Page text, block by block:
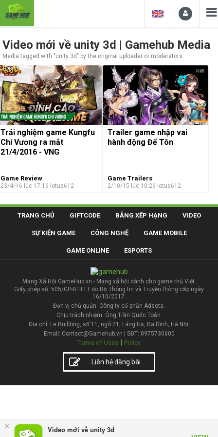
× Video mới về unity 3d
Video mới về unity 3d | Gamehub Media
Media tagged with "unity 3d" by the original uploader or moderators.
Trải nghiệm game Kungfu
Chi Vương ra mắt
21/4/2016 - VNG
Game Review
23/4/16 lúc 17:16 lotus612
Trailer game nhập vai
hành động Đế Tôn
Game Trailers
2/10/15 lúc 10:26 lotus612
TRANG CHỦ GIFTCODE BẢNG XẾP HẠNG VIDEO
SỰ KIỆN GAME CÔNG NGHỆ GAME MOBILE
GAME ONLINE ESPORTS
Mạng Xã Hội GameHub.vn - Mạng xã hội dành cho game thủ Việt.
Giấy phép số: 505/GP-BTTTT do Bộ Thông tin và Truyền thông cấp ngày
16/10/2017.
Đơn vị chủ quản: Công ty cổ phần Adsota.
Chịu trách nhiệm: Ông Trần Quốc Toản.
Địa chỉ: Le Building, số 11, ngõ 71, Láng Hạ, Ba Đình, Hà Nội.
Email: Contact@Gamehub.vn | SĐT: 0975730600
Terms of Uses | Policy
Liên hệ đăng bài